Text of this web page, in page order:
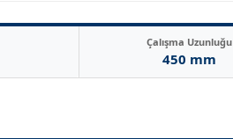
Çalışma Uzunluğu
450 mm